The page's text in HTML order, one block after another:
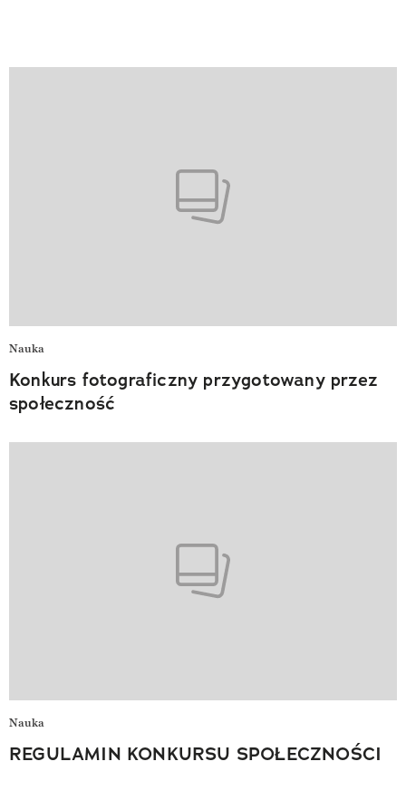
Nauka
Konkurs fotograficzny przygotowany przez
społeczność
Nauka
REGULAMIN KONKURSU SPOŁECZNOŚCI